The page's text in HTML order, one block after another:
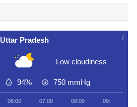
Uttar Pradesh
Low cloudiness
94% 750 mmHg
06:00 07:00 08:00 09:00